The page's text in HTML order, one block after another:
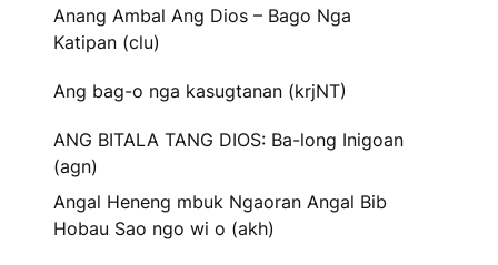
Anang Ambal Ang Dios – Bago Nga
Katipan (clu)
Ang bag-o nga kasugtanan (krjNT)
ANG BITALA TANG DIOS: Ba-long Inigoan
(agn)
Angal Heneng mbuk Ngaoran Angal Bib
Hobau Sao ngo wi o (akh)